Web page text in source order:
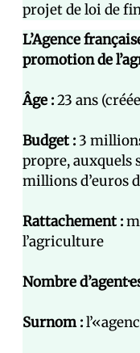
projet de loi de
L’Agence
promotion de
Âge :23 ans
Budget :3
propre, auxquels
millions d’euros
Rattachement :
l’agriculture
Nombre
Surnom :